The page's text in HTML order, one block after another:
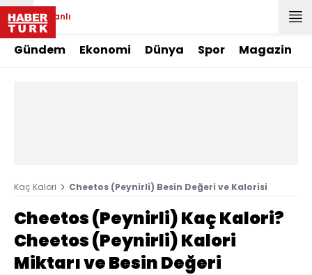
Canlı
Gündem Ekonomi Dünya Spor Magazin
Kaç Kalori Cheetos (Peynirli) Besin Değeri ve Kalorisi
Cheetos (Peynirli) Kaç Kalori?
Cheetos (Peynirli) Kalori
Miktarı ve Besin Değeri